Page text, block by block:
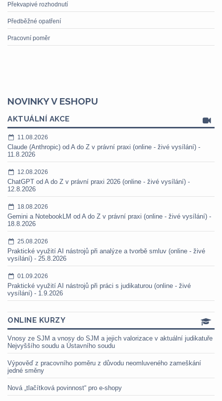
Překvapivé rozhodnutí
Předběžné opatření
Pracovní poměr
NOVINKY V ESHOPU
AKTUÁLNÍ AKCE
11.08.2026
Claude (Anthropic) od A do Z v právní praxi (online - živé vysílání) -
11.8.2026
12.08.2026
ChatGPT od A do Z v právní praxi 2026 (online - živé vysílání) -
12.8.2026
18.08.2026
Gemini a NotebookLM od A do Z v právní praxi (online - živé vysílání) -
18.8.2026
25.08.2026
Praktické využití AI nástrojů při analýze a tvorbě smluv (online - živé
vysílání) - 25.8.2026
01.09.2026
Praktické využití AI nástrojů při práci s judikaturou (online - živé
vysílání) - 1.9.2026
ONLINE KURZY
Vnosy ze SJM a vnosy do SJM a jejich valorizace v aktuální judikatuře
Nejvyššího soudu a Ústavního soudu
Výpověď z pracovního poměru z důvodu neomluveného zameškání
jedné směny
Nová „tlačítková povinnost“ pro e-shopy